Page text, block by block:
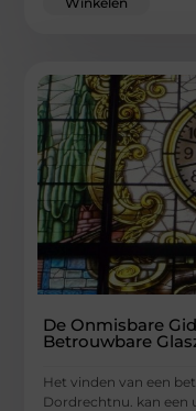
De Onmisbare
Betrouwbare
Het vinden van een
Dordrechtnu. kan een